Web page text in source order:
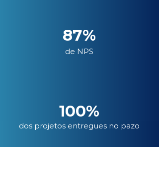
87%
de NPS
100%
dos projetos entregues no pazo